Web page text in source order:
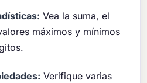
Vea la suma, el
máximos y mínimos
Verifique varias